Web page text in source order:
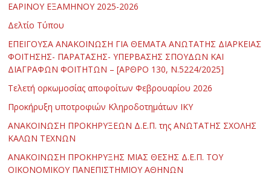
ΕΑΡΙΝΟΥ ΕΞΑΜΗΝΟΥ 2025-2026
Δελτίο Τύπου
ΕΠΕΙΓΟΥΣΑ ΑΝΑΚΟΙΝΩΣΗ ΓΙΑ ΘΕΜΑΤΑ ΑΝΩΤΑΤΗΣ ΔΙΑΡΚΕΙΑΣ
ΦΟΙΤΗΣΗΣ- ΠΑΡΑΤΑΣΗΣ- ΥΠΕΡΒΑΣΗΣ ΣΠΟΥΔΩΝ ΚΑΙ
ΔΙΑΓΡΑΦΩΝ ΦΟΙΤΗΤΩΝ – [ΑΡΘΡΟ 130, Ν.5224/2025]
Τελετή ορκωμοσίας αποφοίτων Φεβρουαρίου 2026
Προκήρυξη υποτροφιών Κληροδοτημάτων ΙΚΥ
ΑΝΑΚΟΙΝΩΣΗ ΠΡΟΚΗΡΥΞΕΩΝ Δ.Ε.Π. της ΑΝΩΤΑΤΗΣ ΣΧΟΛΗΣ
ΚΑΛΩΝ ΤΕΧΝΩΝ
ΑΝΑΚΟΙΝΩΣΗ ΠΡΟΚΗΡΥΞΗΣ ΜΙΑΣ ΘΕΣΗΣ Δ.Ε.Π. ΤΟΥ
ΟΙΚΟΝΟΜΙΚΟΥ ΠΑΝΕΠΙΣΤΗΜΙΟΥ ΑΘΗΝΩΝ